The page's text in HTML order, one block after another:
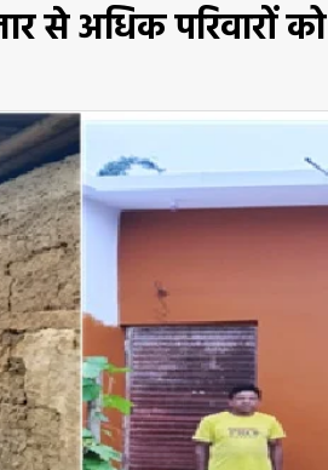
से अधिक परिवारों